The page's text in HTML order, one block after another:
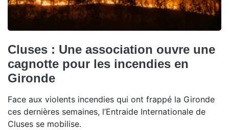
Cluses : Une association ouvre une
cagnotte pour les incendies en
Gironde
Face aux violents incendies qui ont frappé la Gironde
ces dernières semaines, l’Entraide Internationale de
Cluses se mobilise.